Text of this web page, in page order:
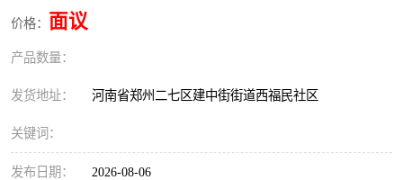
价格： 面议
产品数量：
发货地址： 河南省郑州二七区建中街街道西福民社区
关键词：
发布日期： 2026-08-06